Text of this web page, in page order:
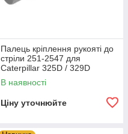
Палець кріплення рукояті до
стріли 251-2547 для
Caterpillar 325D / 329D
В наявності
Ціну уточнюйте